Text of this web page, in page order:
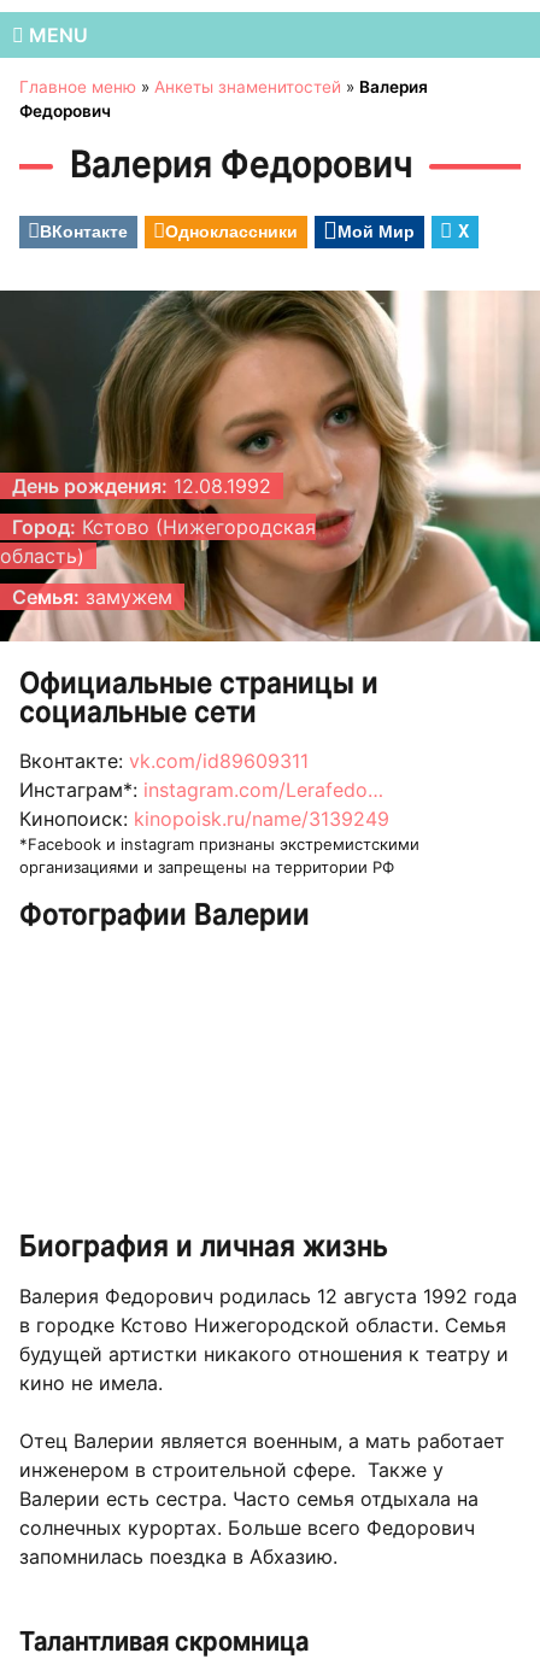
MENU
Главное меню » Анкеты знаменитостей » Валерия
Федорович
Валерия Федорович
ВКонтакте Одноклассники Мой Мир X
День рождения: 12.08.1992
Город: Кстово (Нижегородская
область)
Семья: замужем
Официальные страницы и
социальные сети
Вконтакте: vk.com/id89609311
Инстаграм*: instagram.com/Lerafedo…
Кинопоиск: kinopoisk.ru/name/3139249
*Facebook и instagram признаны экстремистскими
организациями и запрещены на территории РФ
Фотографии Валерии
Биография и личная жизнь
Валерия Федорович родилась 12 августа 1992 года
в городке Кстово Нижегородской области. Семья
будущей артистки никакого отношения к театру и
кино не имела.
Отец Валерии является военным, а мать работает
инженером в строительной сфере. Также у
Валерии есть сестра. Часто семья отдыхала на
солнечных курортах. Больше всего Федорович
запомнилась поездка в Абхазию.
Талантливая скромница